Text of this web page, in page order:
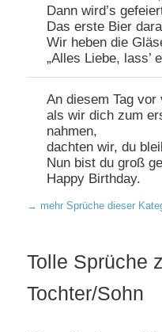
Dann wird’s
Das erste Bier
Wir heben die
„Alles Liebe, lass’
An diesem Tag vor
als wir dich zum
nahmen,
dachten wir, du
Nun bist du groß
Happy Birthday.
→ mehr Sprüche dieser
Tolle Sprüche
Tochter/Sohn